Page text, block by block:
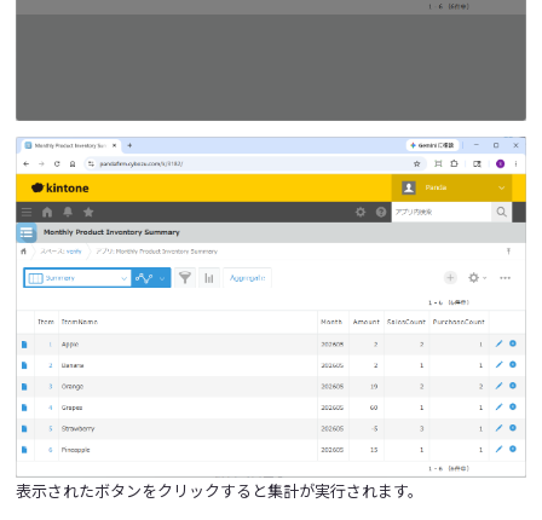
表示されたボタンをクリックすると集計が実行されます。